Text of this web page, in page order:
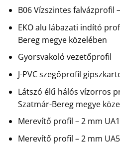
B06 Vízszintes falvázprofil
EKO alu lábazati indító
Bereg megye közelében
Gyorsvakoló vezetőprofil
J-PVC szegőprofil
Látszó élű hálós vízorros
Szatmár-Bereg megye
Merevítő profil – 2 mm
Merevítő profil – 2 mm